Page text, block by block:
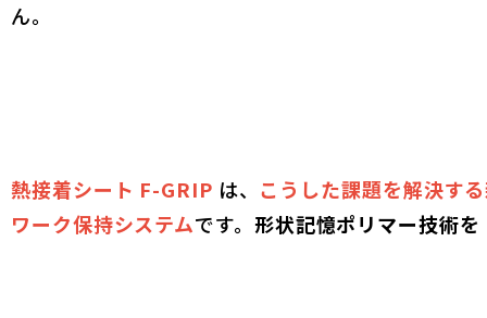
ん。
熱接着シート F-GRIP は、 こうした課題を解決す
ワーク保持システムです。 形状記憶ポリマー技術を